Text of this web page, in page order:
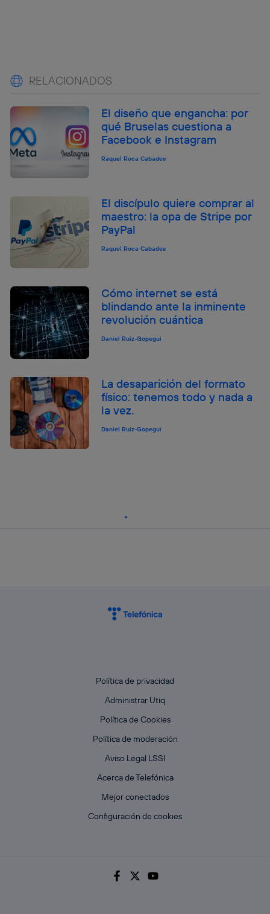
RELACIONADOS
El diseño que engancha: por
qué Bruselas cuestiona a
Facebook e Instagram
Raquel Roca Cabades
El discípulo quiere comprar al
maestro: la opa de Stripe por
PayPal
Raquel Roca Cabades
Cómo internet se está
blindando ante la inminente
revolución cuántica
Daniel Ruiz-Gopegui
La desaparición del formato
físico: tenemos todo y nada a
la vez.
Daniel Ruiz-Gopegui
Política de privacidad
Administrar Utiq
Política de Cookies
Política de moderación
Aviso Legal LSSI
Acerca de Telefónica
Mejor conectados
Configuración de cookies